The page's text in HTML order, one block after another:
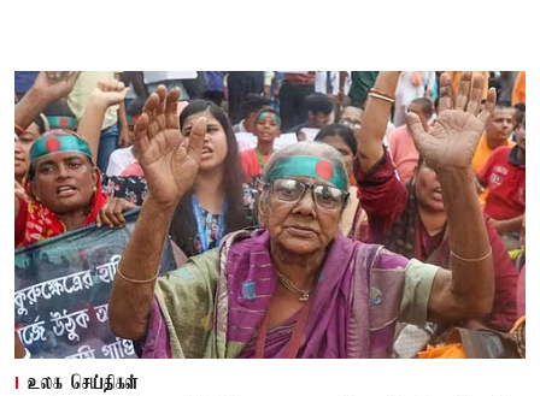
உலக செய்திகள்